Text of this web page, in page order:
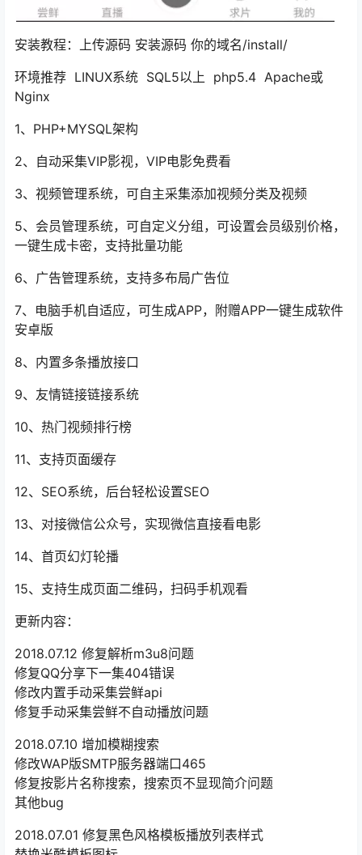
安装教程：上传源码 安装源码 你的域名/install/
环境推荐 LINUX系统 SQL5以上 php5.4 Apache或
Nginx
1、PHP+MYSQL架构
2、自动采集VIP影视，VIP电影免费看
3、视频管理系统，可自主采集添加视频分类及视频
5、会员管理系统，可自定义分组，可设置会员级别价格，
一键生成卡密，支持批量功能
6、广告管理系统，支持多布局广告位
7、电脑手机自适应，可生成APP，附赠APP一键生成软件
安卓版
8、内置多条播放接口
9、友情链接链接系统
10、热门视频排行榜
11、支持页面缓存
12、SEO系统，后台轻松设置SEO
13、对接微信公众号，实现微信直接看电影
14、首页幻灯轮播
15、支持生成页面二维码，扫码手机观看
更新内容：
2018.07.12 修复解析m3u8问题
修复QQ分享下一集404错误
修改内置手动采集尝鲜api
修复手动采集尝鲜不自动播放问题
2018.07.10 增加模糊搜索
修改WAP版SMTP服务器端口465
修复按影片名称搜索，搜索页不显现简介问题
其他bug
2018.07.01 修复黑色风格模板播放列表样式